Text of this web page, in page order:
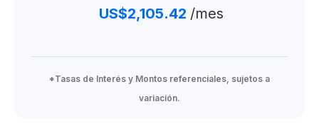
Propiedades listas para entrega
US$2,105.42 /mes
*Tasas de Interés y Montos referenciales, sujetos a
variación.